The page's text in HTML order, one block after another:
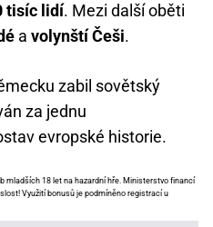
tisíc lidí. Mezi další oběti
a volynští Češi.
zabil sovětský
za jednu
evropské historie.
mladších 18 let na hazardní hře. Ministerstvo financí
Využití bonusů je podmíněno registrací u